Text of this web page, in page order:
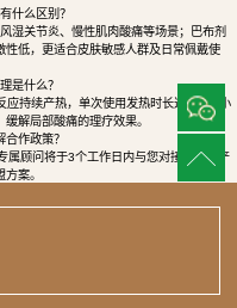
什么区别？
湿关节炎、慢性肌肉酸痛等场景；巴布剂
低，更适合皮肤敏感人群及日常佩戴使
是什么？
应持续产热，单次使用发热时长达8至12小
解局部酸痛的理疗效果。
作政策？
属顾问将于3个工作日内与您对接，提供产
案。